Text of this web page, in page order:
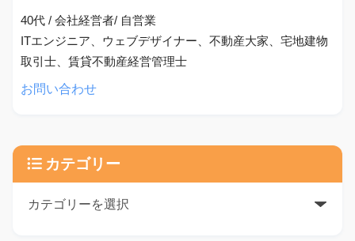
40代 / 会社経営者/ 自営業
ITエンジニア、ウェブデザイナー、不動産大家、宅地建物
取引士、賃貸不動産経営管理士
お問い合わせ
カテゴリー